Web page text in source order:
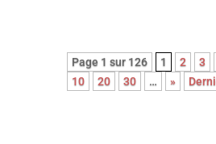
Page 1 sur 126 1 2 3
10
20 30 … »